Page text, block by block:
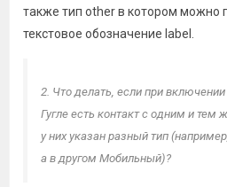
также тип other в котором можно
текстовое обозначение label.
2. Что делать, если при
Гугле есть контакт с одним и тем
у них указан разный тип
а в другом Мобильный)?